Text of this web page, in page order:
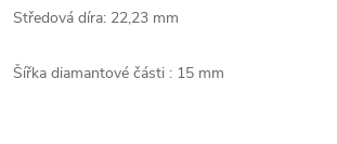
Středová díra: 22,23 mm
Šířka diamantové části : 15 mm